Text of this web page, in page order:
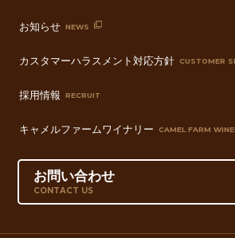
お知らせ NEWS
カスタマーハラスメント対応方針 CUSTOMER
採用情報 RECRUIT
キャメルファームワイナリー CAMEL FARM
お問い合わせ
CONTACT US